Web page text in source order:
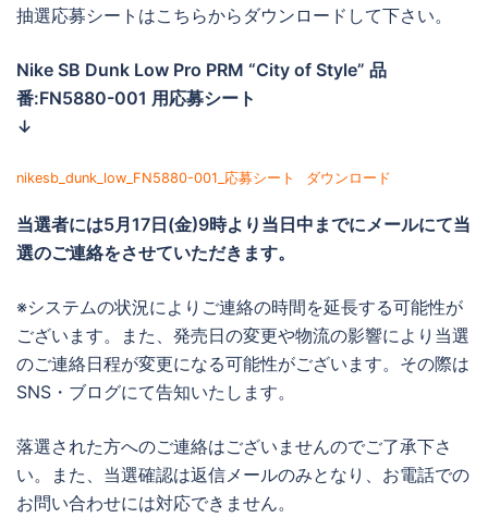
抽選応募シートはこちらからダウンロードして下さい。
Nike SB Dunk Low Pro PRM “City of Style” 品
番:FN5880-001 用応募シート
↓
nikesb_dunk_low_FN5880-001_応募シート ダウンロード
当選者には5月17日(金)9時より当日中までにメールにて当
選のご連絡をさせていただきます。
※システムの状況によりご連絡の時間を延長する可能性が
ございます。また、発売日の変更や物流の影響により当選
のご連絡日程が変更になる可能性がございます。その際は
SNS・ブログにて告知いたします。
落選された方へのご連絡はございませんのでご了承下さ
い。また、当選確認は返信メールのみとなり、お電話での
お問い合わせには対応できません。